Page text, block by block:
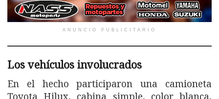
ANUNCIO PUBLICITARIO
Los vehículos involucrados
En el hecho participaron una camioneta